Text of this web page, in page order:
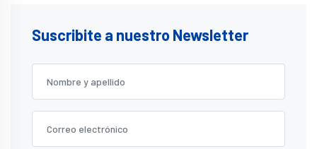
Suscribite a nuestro Newsletter